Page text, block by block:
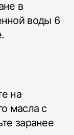
в
воды 6
на
масла с
заранее